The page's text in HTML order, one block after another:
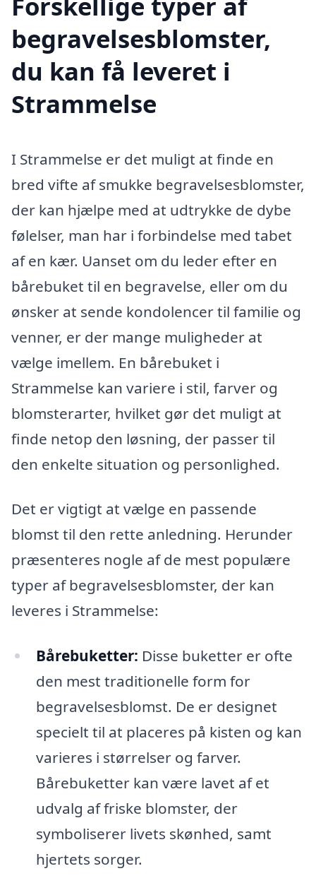
begravelsesblomster,
du kan få leveret i
Strammelse
I Strammelse er det muligt at finde en
bred vifte af smukke begravelsesblomster,
der kan hjælpe med at udtrykke de dybe
følelser, man har i forbindelse med tabet
af en kær. Uanset om du leder efter en
bårebuket til en begravelse, eller om du
ønsker at sende kondolencer til familie og
venner, er der mange muligheder at
vælge imellem. En bårebuket i
Strammelse kan variere i stil, farver og
blomsterarter, hvilket gør det muligt at
finde netop den løsning, der passer til
den enkelte situation og personlighed.
Det er vigtigt at vælge en passende
blomst til den rette anledning. Herunder
præsenteres nogle af de mest populære
typer af begravelsesblomster, der kan
leveres i Strammelse:
Bårebuketter: Disse buketter er ofte
den mest traditionelle form for
begravelsesblomst. De er designet
specielt til at placeres på kisten og kan
varieres i størrelser og farver.
Bårebuketter kan være lavet af et
udvalg af friske blomster, der
symboliserer livets skønhed, samt
hjertets sorger.